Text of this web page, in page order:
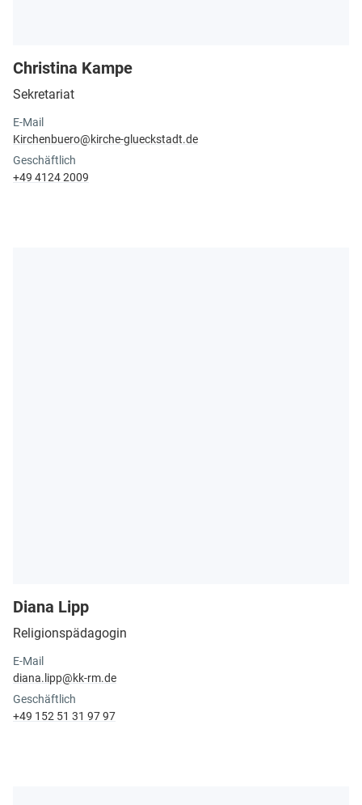
Christina Kampe
Sekretariat
E-Mail
Kirchenbuero@​kirche-glueckstadt.​de
Geschäftlich
+49 4124 2009
Diana Lipp
Religionspädagogin
E-Mail
diana.​lipp@​kk-rm.​de
Geschäftlich
+49 152 51 31 97 97